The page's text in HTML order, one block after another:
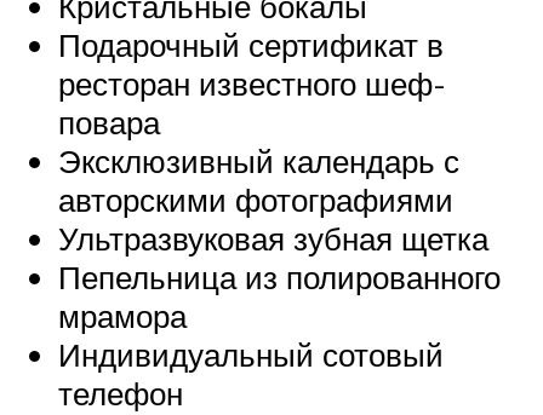
Подарочный сертификат в
ресторан известного шеф-
повара
Эксклюзивный календарь с
авторскими фотографиями
Ультразвуковая зубная щетка
Пепельница из полированного
мрамора
Индивидуальный сотовый
телефон